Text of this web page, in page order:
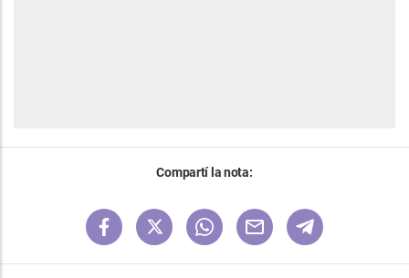
Compartí la nota: